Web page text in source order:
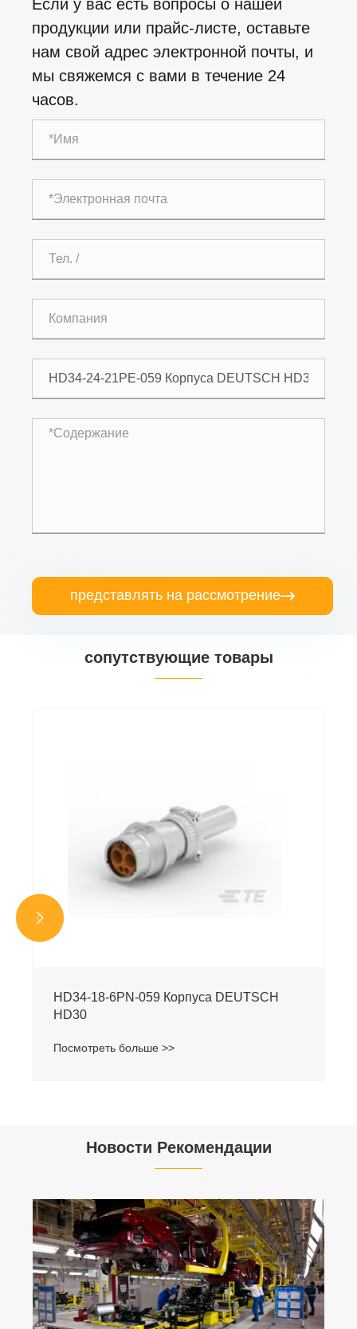
Если у вас есть вопросы о нашей
продукции или прайс-листе, оставьте
нам свой адрес электронной почты, и
мы свяжемся с вами в течение 24
часов.
представлять на рассмотрение
сопутствующие товары
HD34-18-6PN-059 Корпуса DEUTSCH
HD30
Посмотреть больше >>


Новости Рекомендации